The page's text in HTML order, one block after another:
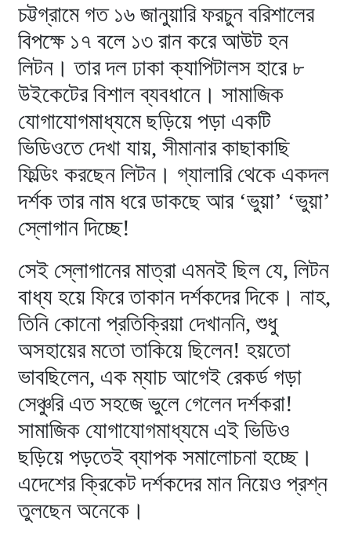
চট্টগ্রামে গত ১৬ জানুয়ারি ফরচুন বরিশালের
বিপক্ষে ১৭ বলে ১৩ রান করে আউট হন
লিটন। তার দল ঢাকা ক্যাপিটালস হারে ৮
উইকেটের বিশাল ব্যবধানে। সামাজিক
যোগাযোগমাধ্যমে ছড়িয়ে পড়া একটি
ভিডিওতে দেখা যায়, সীমানার কাছাকাছি
ফিল্ডিং করছেন লিটন। গ্যালারি থেকে একদল
দর্শক তার নাম ধরে ডাকছে আর ‘ভুয়া’ ‘ভুয়া’
স্লোগান দিচ্ছে!
সেই স্লোগানের মাত্রা এমনই ছিল যে, লিটন
বাধ্য হয়ে ফিরে তাকান দর্শকদের দিকে। নাহ,
তিনি কোনো প্রতিক্রিয়া দেখাননি, শুধু
অসহায়ের মতো তাকিয়ে ছিলেন! হয়তো
ভাবছিলেন, এক ম্যাচ আগেই রেকর্ড গড়া
সেঞ্চুরি এত সহজে ভুলে গেলেন দর্শকরা!
সামাজিক যোগাযোগমাধ্যমে এই ভিডিও
ছড়িয়ে পড়তেই ব্যাপক সমালোচনা হচ্ছে।
এদেশের ক্রিকেট দর্শকদের মান নিয়েও প্রশ্ন
তুলছেন অনেকে।